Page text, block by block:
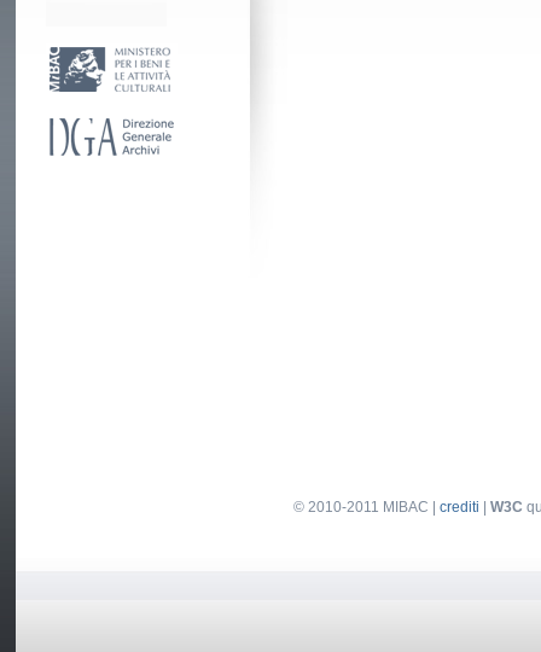
© 2010-2011 MIBAC | crediti W3C